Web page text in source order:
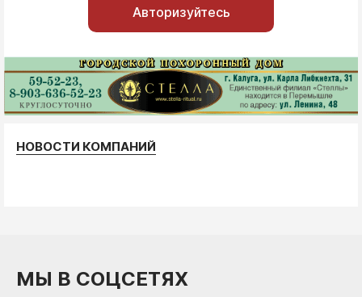
Авторизуйтесь
НОВОСТИ КОМПАНИЙ
МЫ В СОЦСЕТЯХ